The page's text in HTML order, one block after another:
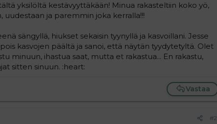
yksilöltä kestävyyttäkään! Minua rakasteltiin koko yö,
ja paremmin joka kerralla!!!
sängyllä, hiukset sekaisin tyynyllä ja kasvoillani. Jesse
kasvojen päältä ja sanoi, että näytän tyydytetyltä. Olet
minuun, ihastua saat, mutta et rakastua... En rakastu,
sitten sinuun. :heart:
Vastaa
#2